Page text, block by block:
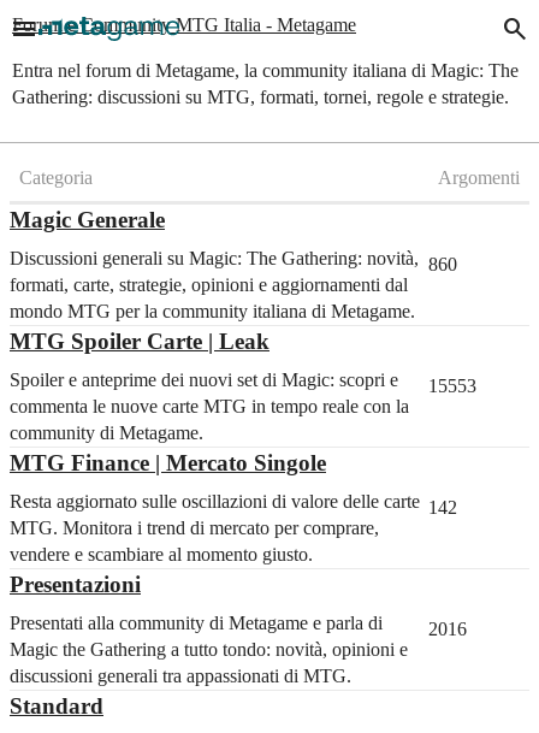
menu search
Forum e Community MTG Italia - Metagame
Entra nel forum di Metagame, la community italiana di Magic: The
Gathering: discussioni su MTG, formati, tornei, regole e strategie.
Categoria Argomenti
Magic Generale
Discussioni generali su Magic: The Gathering: novità,
formati, carte, strategie, opinioni e aggiornamenti dal
mondo MTG per la community italiana di Metagame.
860
MTG Spoiler Carte | Leak
Spoiler e anteprime dei nuovi set di Magic: scopri e
commenta le nuove carte MTG in tempo reale con la
community di Metagame.
15553
MTG Finance | Mercato Singole
Resta aggiornato sulle oscillazioni di valore delle carte
MTG. Monitora i trend di mercato per comprare,
vendere e scambiare al momento giusto.
142
Presentazioni
Presentati alla community di Metagame e parla di
Magic the Gathering a tutto tondo: novità, opinioni e
discussioni generali tra appassionati di MTG.
2016
Standard